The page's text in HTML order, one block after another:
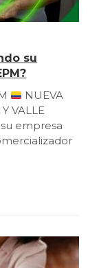
su
NUEVA
VALLE
empresa